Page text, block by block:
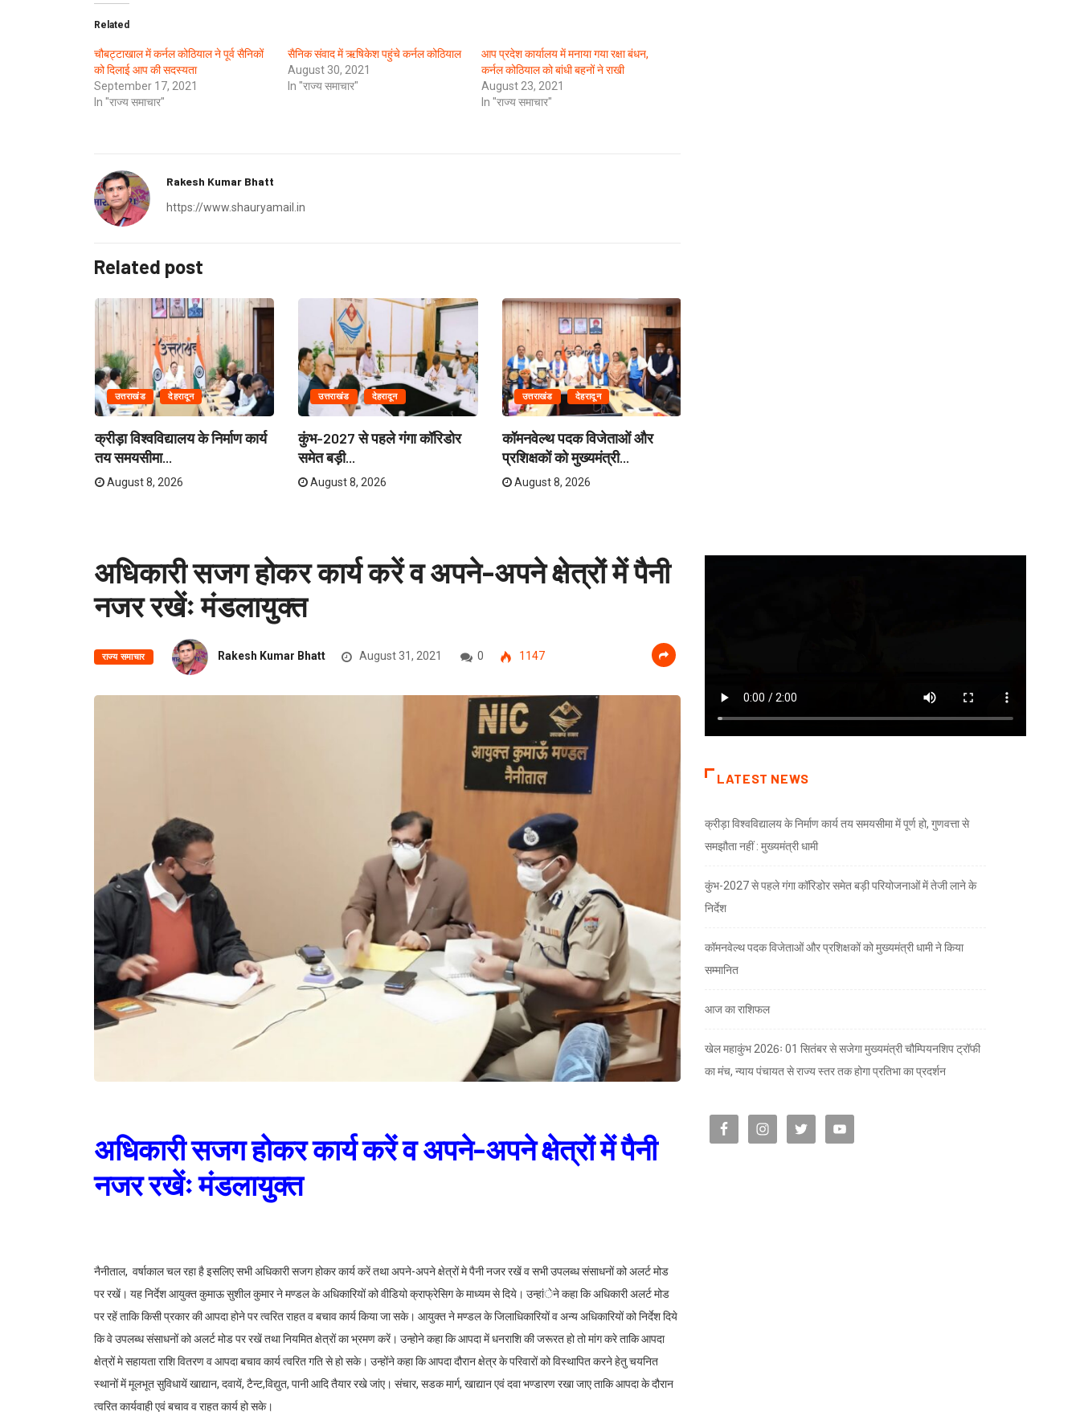
Related
चौबट्टाखाल में कर्नल कोठियाल ने पूर्व सैनिकों
को दिलाई आप की सदस्यता
September 17, 2021
In "राज्य समाचार"
सैनिक संवाद में ऋषिकेश पहुंचे कर्नल कोठियाल
August 30, 2021
In "राज्य समाचार"
आप प्रदेश कार्यालय में मनाया गया रक्षा बंधन,
कर्नल कोठियाल को बांधी बहनों ने राखी
August 23, 2021
In "राज्य समाचार"
Rakesh Kumar Bhatt
https://www.shauryamail.in
Related post
उत्तराखंड देहरादून
क्रीड़ा विश्वविद्यालय के निर्माण कार्य
तय समयसीमा...
August 8, 2026
उत्तराखंड देहरादून
कुंभ-2027 से पहले गंगा कॉरिडोर
समेत बड़ी...
August 8, 2026
उत्तराखंड देहरादून
कॉमनवेल्थ पदक विजेताओं और
प्रशिक्षकों को मुख्यमंत्री...
August 8, 2026
अधिकारी सजग होकर कार्य करें व अपने-अपने क्षेत्रों में पैनी
नजर रखेंः मंडलायुक्त
राज्य समाचार Rakesh Kumar Bhatt August 31, 2021 0 1147
अधिकारी सजग होकर कार्य करें व अपने-अपने क्षेत्रों में पैनी
नजर रखेंः मंडलायुक्त
नैनीताल, वर्षाकाल चल रहा है इसलिए सभी अधिकारी सजग होकर कार्य करें तथा अपने-अपने क्षेत्रों मे पैनी नजर रखें व सभी उपलब्ध संसाधनों को अलर्ट मोड
पर रखें। यह निर्देश आयुक्त कुमाऊ सुशील कुमार ने मण्डल के अधिकारियों को वीडियो क्राफ्रेसिग के माध्यम से दिये। उन्हांेने कहा कि अधिकारी अलर्ट मोड
पर रहें ताकि किसी प्रकार की आपदा होने पर त्वरित राहत व बचाव कार्य किया जा सके। आयुक्त ने मण्डल के जिलाधिकारियों व अन्य अधिकारियों को निर्देश दिये
कि वे उपलब्ध संसाधनों को अलर्ट मोड पर रखें तथा नियमित क्षेत्रों का भ्रमण करें। उन्होने कहा कि आपदा में धनराशि की जरूरत हो तो मांग करे ताकि आपदा
क्षेत्रों मे सहायता राशि वितरण व आपदा बचाव कार्य त्वरित गति से हो सके। उन्होंने कहा कि आपदा दौरान क्षेत्र के परिवारों को विस्थापित करने हेतु चयनित
स्थानों में मूलभूत सुविधायें खाद्यान, दवायें, टैन्ट,विद्युत, पानी आदि तैयार रखे जांए। संचार, सडक मार्ग, खाद्यान एवं दवा भण्डारण रखा जाए ताकि आपदा के दौरान
त्वरित कार्यवाही एवं बचाव व राहत कार्य हो सके।
LATEST NEWS
क्रीड़ा विश्वविद्यालय के निर्माण कार्य तय समयसीमा में पूर्ण हो, गुणवत्ता से
समझौता नहीं : मुख्यमंत्री धामी
कुंभ-2027 से पहले गंगा कॉरिडोर समेत बड़ी परियोजनाओं में तेजी लाने के
निर्देश
कॉमनवेल्थ पदक विजेताओं और प्रशिक्षकों को मुख्यमंत्री धामी ने किया
सम्मानित
आज का राशिफल
खेल महाकुंभ 2026ः 01 सितंबर से सजेगा मुख्यमंत्री चौम्पियनशिप ट्रॉफी
का मंच, न्याय पंचायत से राज्य स्तर तक होगा प्रतिभा का प्रदर्शन